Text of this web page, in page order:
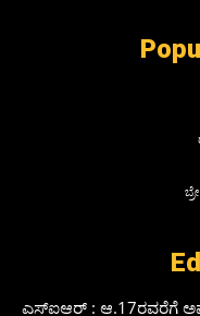
ಎಸ್‌ಐಆರ್‌ : ಆ.17ರವರೆಗೆ